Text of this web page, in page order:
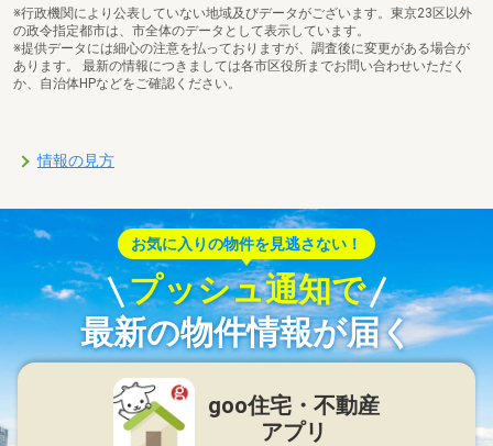
※行政機関により公表していない地域及びデータがございます。東京23区以外
の政令指定都市は、市全体のデータとして表示しています。
※提供データには細心の注意を払っておりますが、調査後に変更がある場合が
あります。 最新の情報につきましては各市区役所までお問い合わせいただく
か、自治体HPなどをご確認ください。
情報の見方
お気に入りの物件を見逃さない！
プッシュ通知で
最新の物件情報が届く
goo住宅・不動産
アプリ